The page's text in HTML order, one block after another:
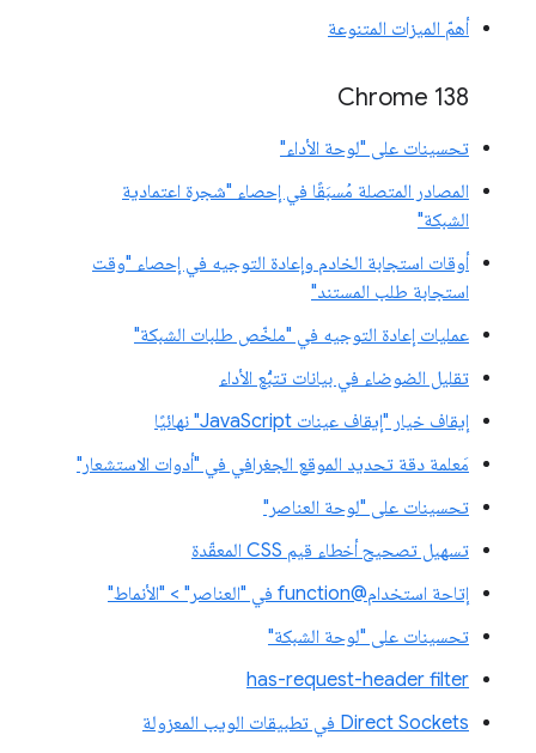
أهمّ الميزات المتنوعة
‫Chrome 138
تحسينات على "لوحة الأداء"
المصادر المتصلة مُسبَقًا في إحصاء "شجرة اعتمادية
الشبكة"
أوقات استجابة الخادم وإعادة التوجيه في إحصاء "وقت
استجابة طلب المستند"
عمليات إعادة التوجيه في "ملخّص طلبات الشبكة"
تقليل الضوضاء في بيانات تتبُّع الأداء
إيقاف خيار "إيقاف عينات JavaScript" نهائيًا
مَعلمة دقة تحديد الموقع الجغرافي في "أدوات الاستشعار"
تحسينات على "لوحة العناصر"
تسهيل تصحيح أخطاء قيم CSS المعقّدة
إتاحة استخدام@function في "العناصر" > "الأنماط"
تحسينات على "لوحة الشبكة"
has-request-header filter
Direct Sockets في تطبيقات الويب المعزولة